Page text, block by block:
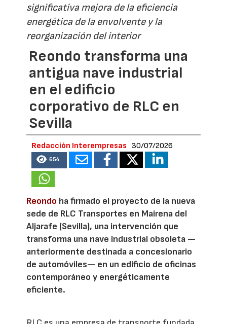
significativa mejora de la eficiencia
energética de la envolvente y la
reorganización del interior
Reondo transforma una
antigua nave industrial
en el edificio
corporativo de RLC en
Sevilla
Redacción Interempresas 30/07/2026
654
Reondo ha firmado el proyecto de la nueva
sede de RLC Transportes en Mairena del
Aljarafe (Sevilla), una intervención que
transforma una nave industrial obsoleta —
anteriormente destinada a concesionario
de automóviles— en un edificio de oficinas
contemporáneo y energéticamente
eficiente.